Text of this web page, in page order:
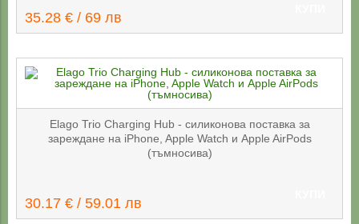
35.28 € / 69 лв
Elago Trio Charging Hub - силиконова поставка за
зареждане на iPhone, Apple Watch и Apple AirPods
(тъмносива)
30.17 € / 59.01 лв